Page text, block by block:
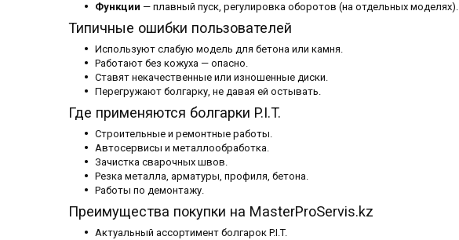
Функции — плавный пуск, регулировка оборотов (на отдельных моделях).
Типичные ошибки пользователей
Используют слабую модель для бетона или камня.
Работают без кожуха — опасно.
Ставят некачественные или изношенные диски.
Перегружают болгарку, не давая ей остывать.
Где применяются болгарки P.I.T.
Строительные и ремонтные работы.
Автосервисы и металлообработка.
Зачистка сварочных швов.
Резка металла, арматуры, профиля, бетона.
Работы по демонтажу.
Преимущества покупки на MasterProServis.kz
Актуальный ассортимент болгарок P.I.T.